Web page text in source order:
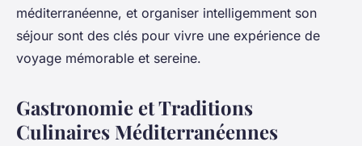
méditerranéenne, et organiser intelligemment son
séjour sont des clés pour vivre une expérience de
voyage mémorable et sereine.
Gastronomie et Traditions
Culinaires Méditerranéennes